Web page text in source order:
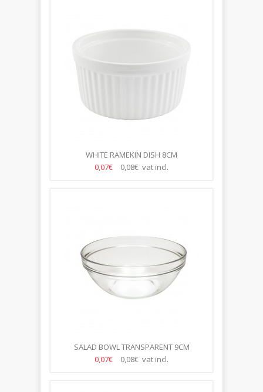
WHITE RAMEKIN DISH 8CM
0,07€
0,08€ vat incl.
SALAD BOWL TRANSPARENT 9CM
0,07€
0,08€ vat incl.